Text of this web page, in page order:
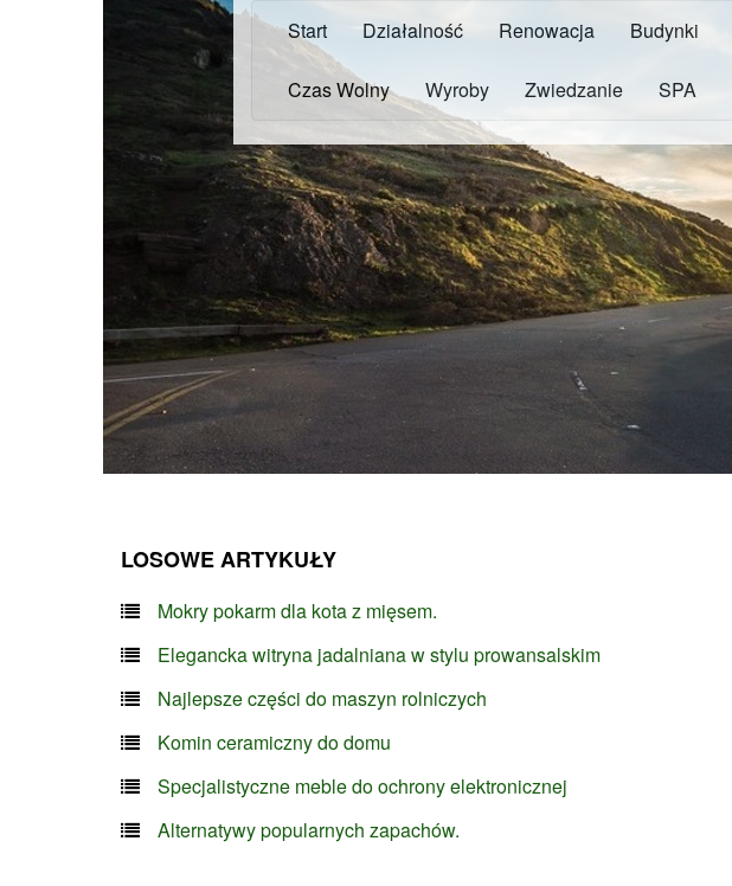
Start Działalność Renowacja Budynki
Czas Wolny Wyroby Zwiedzanie SPA
LOSOWE ARTYKUŁY
Mokry pokarm dla kota z mięsem.
Elegancka witryna jadalniana w stylu prowansalskim
Najlepsze części do maszyn rolniczych
Komin ceramiczny do domu
Specjalistyczne meble do ochrony elektronicznej
Alternatywy popularnych zapachów.